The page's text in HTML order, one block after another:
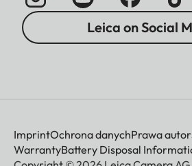
Leica on Social
ImprintOchrona danychPrawa
WarrantyBattery Disposal